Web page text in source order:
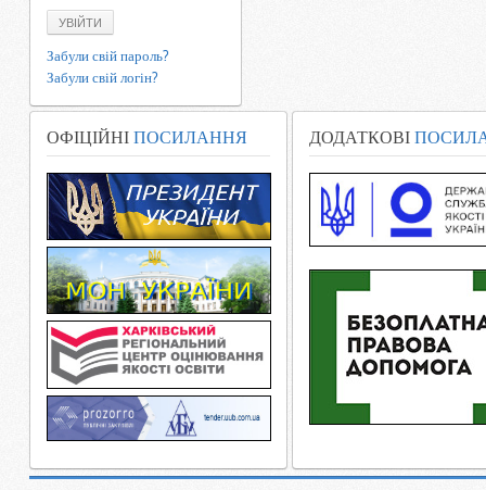
УВІЙТИ
Забули свій пароль?
Забули свій логін?
ОФІЦІЙНІ ПОСИЛАННЯ ДОДАТКОВІ